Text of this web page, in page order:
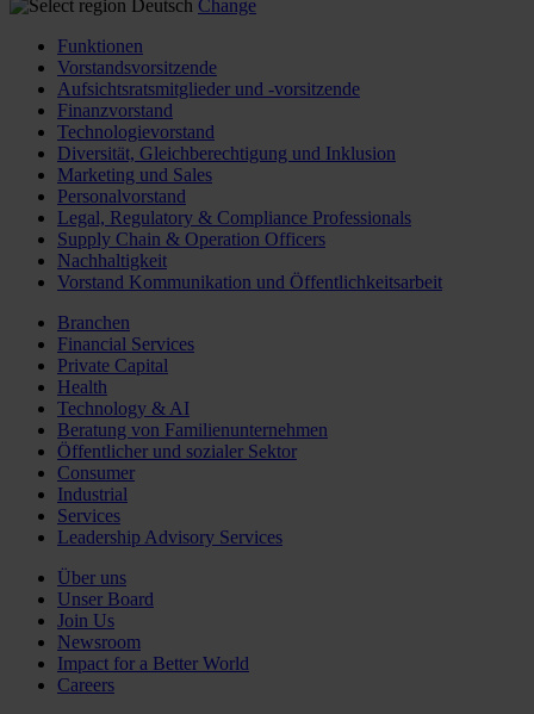
Deutsch Change
Funktionen
Vorstandsvorsitzende
Aufsichtsratsmitglieder und -vorsitzende
Finanzvorstand
Technologievorstand
Diversität, Gleichberechtigung und Inklusion
Marketing und Sales
Personalvorstand
Legal, Regulatory & Compliance Professionals
Supply Chain & Operation Officers
Nachhaltigkeit
Vorstand Kommunikation und Öffentlichkeitsarbeit
Branchen
Financial Services
Private Capital
Health
Technology & AI
Beratung von Familienunternehmen
Öffentlicher und sozialer Sektor
Consumer
Industrial
Services
Leadership Advisory Services
Über uns
Unser Board
Join Us
Newsroom
Impact for a Better World
Careers